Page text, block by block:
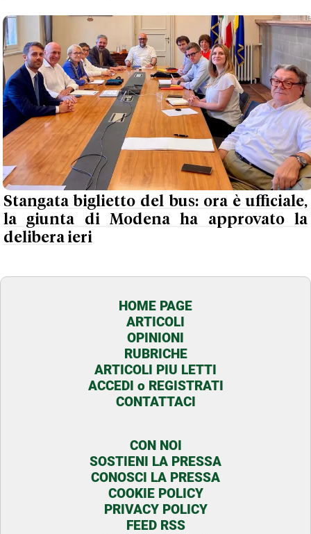
Stangata biglietto del bus: ora è ufficiale,
la giunta di Modena ha approvato la
delibera ieri
HOME PAGE
ARTICOLI
OPINIONI
RUBRICHE
ARTICOLI PIU LETTI
ACCEDI o REGISTRATI
CONTATTACI
CON NOI
SOSTIENI LA PRESSA
CONOSCI LA PRESSA
COOKIE POLICY
PRIVACY POLICY
FEED RSS